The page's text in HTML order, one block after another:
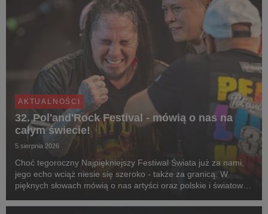
AKTUALNOŚCI
32. Pol'and'Rock Festival - mówią o nas na
całym świecie!
5 sierpnia 2026
Choć tegoroczny Najpiękniejszy Festiwal Świata już za nami,
jego echo wciąż niesie się szeroko - także za granicą. W
pięknych słowach mówią o nas artyści oraz polskie i światowe
postaramy się rozwiać.